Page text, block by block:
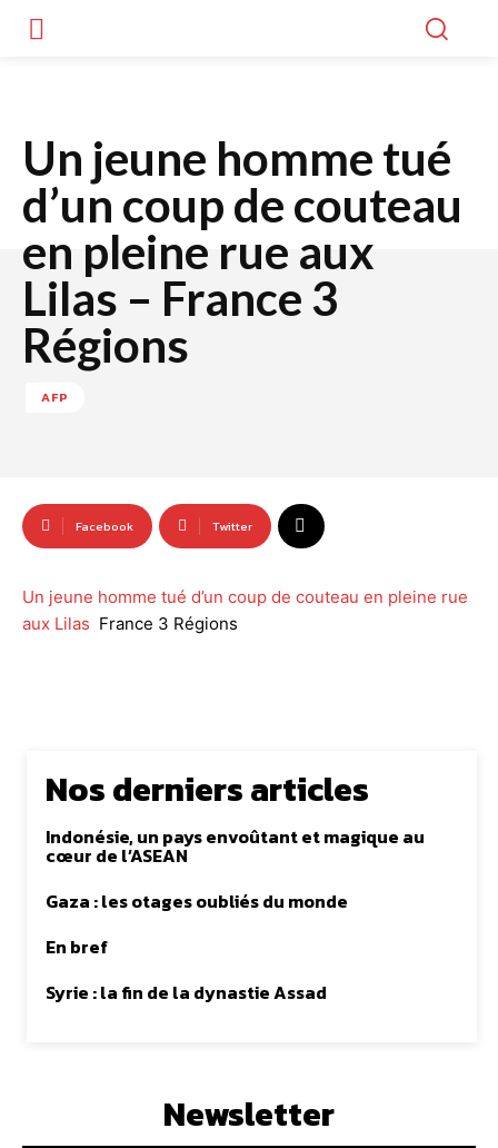
Un jeune homme tué
d’un coup de couteau
en pleine rue aux
Lilas – France 3
Régions
AFP
Facebook Twitter
Un jeune homme tué d’un coup de couteau en pleine rue
aux Lilas France 3 Régions
Nos derniers articles
Indonésie, un pays envoûtant et magique au
cœur de l’ASEAN
Gaza : les otages oubliés du monde
En bref
Syrie : la fin de la dynastie Assad
Newsletter